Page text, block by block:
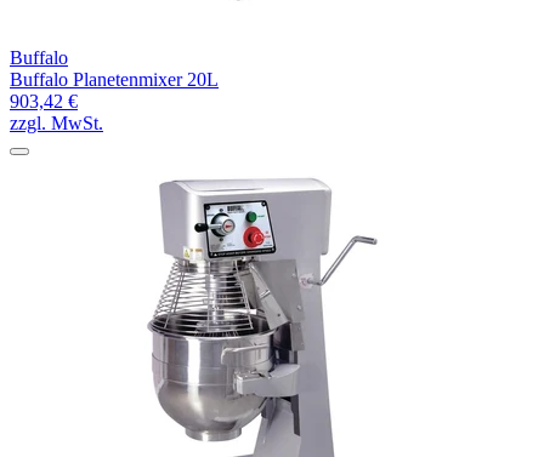
Buffalo
Buffalo Planetenmixer 20L
903,42 €
zzgl. MwSt.